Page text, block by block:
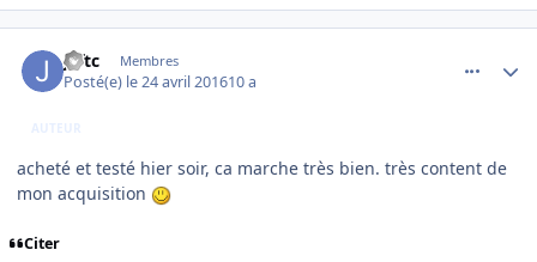
jeftc Membres
Posté(e) le 24 avril 201610 a
AUTEUR
acheté et testé hier soir, ca marche très bien. très content de
mon acquisition
Citer